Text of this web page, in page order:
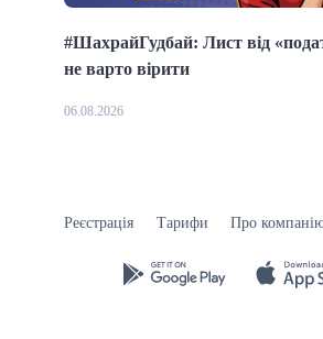
#ШахрайГудбай: Лист від
не варто вірити
06.08.2026
Реєстрація Тарифи Про